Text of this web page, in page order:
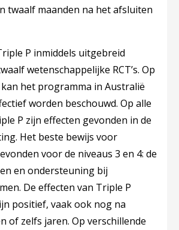
twaalf maanden na het afsluiten
P inmiddels uitgebreid
wetenschappelijke RCT’s. Op
het programma in Australië
worden beschouwd. Op alle
P zijn effecten gevonden in de
Het beste bewijs voor
voor de niveaus 3 en 4: de
en ondersteuning bij
De effecten van Triple P
positief, vaak ook nog na
of zelfs jaren. Op verschillende